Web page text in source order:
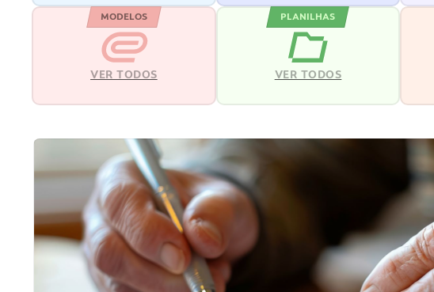
MODELOS
VER TODOS
PLANILHAS
VER TODOS